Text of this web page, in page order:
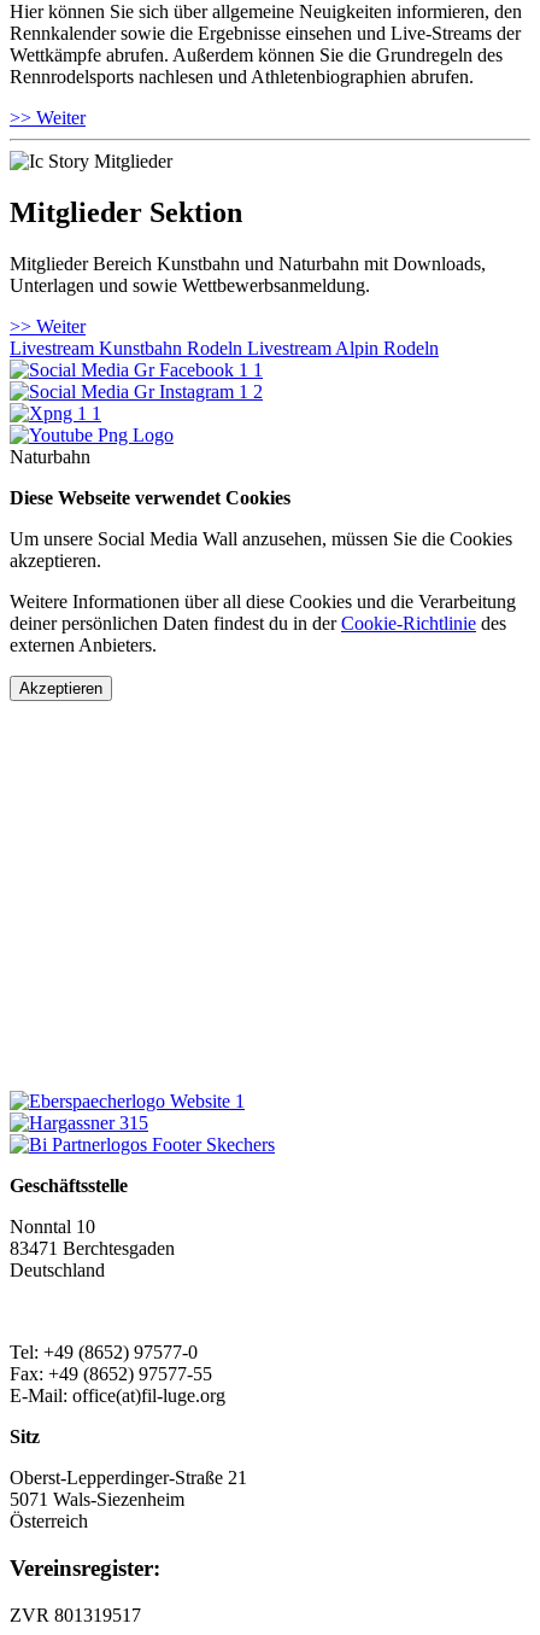
Hier können Sie sich über allgemeine Neuigkeiten informieren, den
Rennkalender sowie die Ergebnisse einsehen und Live-Streams der
Wettkämpfe abrufen. Außerdem können Sie die Grundregeln des
Rennrodelsports nachlesen und Athletenbiographien abrufen.
>> Weiter
Mitglieder Sektion
Mitglieder Bereich Kunstbahn und Naturbahn mit Downloads,
Unterlagen und sowie Wettbewerbsanmeldung.
>> Weiter
Livestream Kunstbahn Rodeln Livestream Alpin Rodeln
Naturbahn
Diese Webseite verwendet Cookies
Um unsere Social Media Wall anzusehen, müssen Sie die Cookies
akzeptieren.
Weitere Informationen über all diese Cookies und die Verarbeitung
deiner persönlichen Daten findest du in derCookie-Richtlinie des
externen Anbieters.
Akzeptieren
Geschäftsstelle
Nonntal 10
83471 Berchtesgaden
Deutschland
Tel: +49 (8652) 97577-0
Fax: +49 (8652) 97577-55
E-Mail: office(at)fil-luge.org
Sitz
Oberst-Lepperdinger-Straße 21
5071 Wals-Siezenheim
Österreich
Vereinsregister:
ZVR 801319517